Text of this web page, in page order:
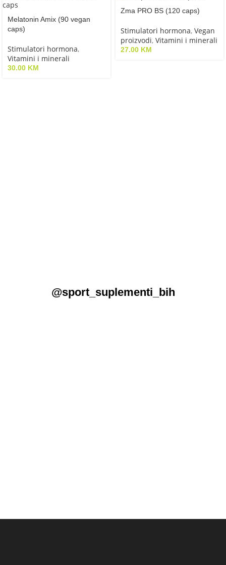
Melatonin Amix (90 vegan
caps)
Stimulatori hormona,
Vitamini i minerali
30.00 KM
Zma PRO BS (120 caps)
Stimulatori hormona, Vegan
proizvodi, Vitamini i minerali
27.00 KM
@sport_suplementi_bih